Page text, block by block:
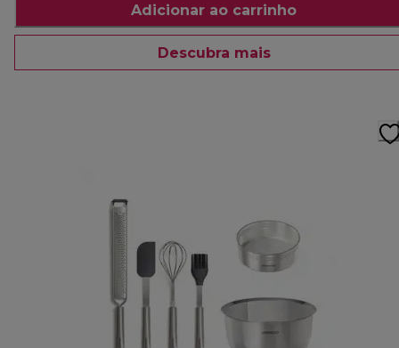
Adicionar ao carrinho
Descubra mais